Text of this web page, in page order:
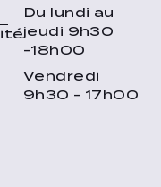
Du lundi au
jeudi 9h30
-18h00
Vendredi
9h30 - 17h00